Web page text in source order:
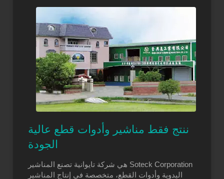
ننتج فقط مناشير وأدوات قطع عالية
الجودة
Soteck Corporation هي شركة تايوانية تصنع المناشير
اليدوية وأدوات القطع، متخصصة في إنتاج المناشير